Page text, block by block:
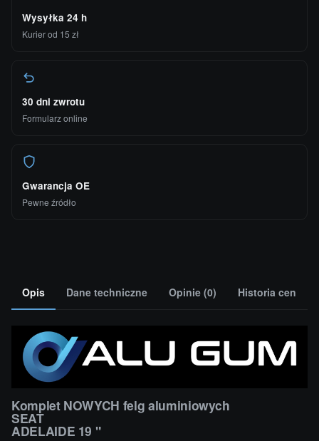
Wysyłka 24 h
Kurier od 15 zł
30 dni zwrotu
Formularz online
Gwarancja OE
Pewne źródło
Opis Dane techniczne Opinie (0) Historia cen
Komplet NOWYCH felg aluminiowych
SEAT
ADELAIDE 19 "